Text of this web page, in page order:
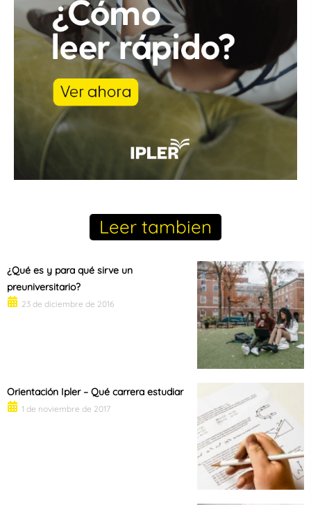
Leer tambien
¿Qué es y para qué sirve un
preuniversitario?
23 de diciembre de 2016
Orientación Ipler – Qué carrera estudiar
1 de noviembre de 2017